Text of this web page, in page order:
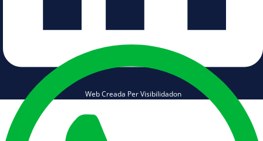
Web Creada Per Visibilidadon